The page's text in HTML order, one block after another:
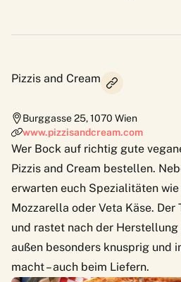
Pizzis and Cream
Burggasse 25,1070 Wien
www.pizzisandcream.com
Wer Bock auf richtig gute
Pizzis and Cream bestellen.
erwarten euch Spezialitäten wie
Mozzarella oder Veta Käse.
und rastet nach der
außen besonders knusprig und
macht – auch beim Liefern.